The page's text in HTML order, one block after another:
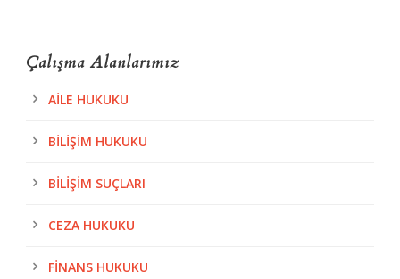
Çalışma Alanlarımız
AILE HUKUKU
BILIŞIM HUKUKU
BILIŞIM SUÇLARI
CEZA HUKUKU
FINANS HUKUKU